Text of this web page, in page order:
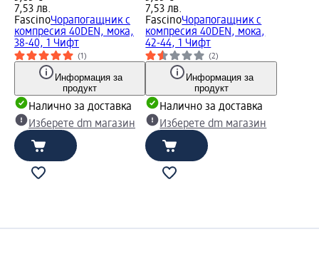
7,53 лв.
FascinoЧорапогащник с
компресия 40DEN, мока,
38-40, 1 Чифт
(1)
Информация за
продукт
Налично за доставка
Изберете dm магазин
7,53 лв.
FascinoЧорапогащник с
компресия 40DEN, мока,
42-44, 1 Чифт
(2)
Информация за
продукт
Налично за доставка
Изберете dm магазин